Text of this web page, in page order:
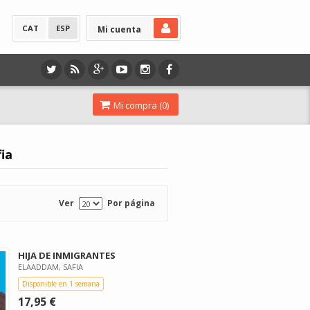
Mi cuenta
CAT ESP
Mi compra (0)
Ver Por página
HIJA DE INMIGRANTES
ELAADDAM, SAFIA
Disponible en 1 semana
17,95 €